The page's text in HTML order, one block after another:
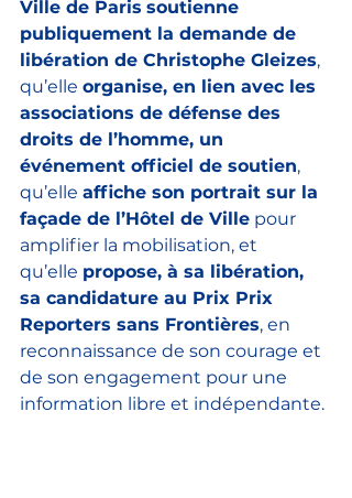
Ville de Paris soutienne
publiquement la demande de
libération de Christophe Gleizes,
qu’elle organise, en lien avec les
associations de défense des
droits de l’homme, un
événement officiel de soutien,
qu’elle affiche son portrait sur la
façade de l’Hôtel de Ville pour
amplifier la mobilisation, et
qu’elle propose, à sa libération,
sa candidature au Prix Prix
Reporters sans Frontières, en
reconnaissance de son courage et
de son engagement pour une
information libre et indépendante.